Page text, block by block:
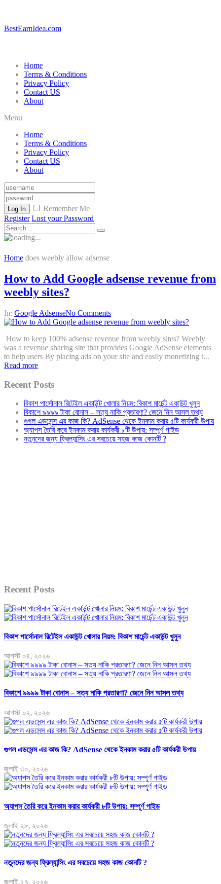
BestEarnIdea.com
Home
Terms & Conditions
Privacy Policy
Contact US
About
Menu
Home
Terms & Conditions
Privacy Policy
Contact US
About
Log In
Remember Me
Register Lost your Password
Home does weebly allow adsense
How to Add Google adsense revenue from
weebly sites?
In: Google AdsenseNo Comments
How to keep 100% adsense revenue from weebly sites? Weebly
was a revenue sharing site that provides Google AdSense elements
to help users By placing ads on your site and easily monetizing t...
Read more
Recent Posts
বিকাশ পার্সোনাল রিটেইল একাউন্ট খোলার নিয়ম: বিকাশ মার্চেন্ট একাউন্ট খুলুন
বিকাশে ৯৯৯৯ টাকা বোনাস – সত্য নাকি প্রতারণা? জেনে নিন আসল তথ্য
গুগল এডসেন্স এর কাজ কি? AdSense থেকে ইনকাম করার ৫টি কার্যকরী উপায়
অ্যাপস তৈরি করে ইনকাম করার কার্যকরী ৮টি উপায়: সম্পূর্ণ গাইড
নতুনদের জন্য ফ্রিল্যান্সিং এর সবচেয়ে সহজ কাজ কোনটি ?
Recent Posts
বিকাশ পার্সোনাল রিটেইল একাউন্ট খোলার নিয়ম: বিকাশ মার্চেন্ট একাউন্ট খুলুন
আগস্ট ০৪, ২০২৬
বিকাশে ৯৯৯৯ টাকা বোনাস – সত্য নাকি প্রতারণা? জেনে নিন আসল তথ্য
আগস্ট ০২, ২০২৬
গুগল এডসেন্স এর কাজ কি? AdSense থেকে ইনকাম করার ৫টি কার্যকরী উপায়
জুলাই ৩০, ২০২৬
অ্যাপস তৈরি করে ইনকাম করার কার্যকরী ৮টি উপায়: সম্পূর্ণ গাইড
জুলাই ২৮, ২০২৬
নতুনদের জন্য ফ্রিল্যান্সিং এর সবচেয়ে সহজ কাজ কোনটি ?
জুলাই ২৭, ২০২৬